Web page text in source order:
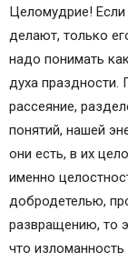
Целомудрие! Если
делают, только
надо понимать
духа праздности.
рассеяние,
понятий, нашей
они есть, в их
именно
добродетелью,
развращению, то
что